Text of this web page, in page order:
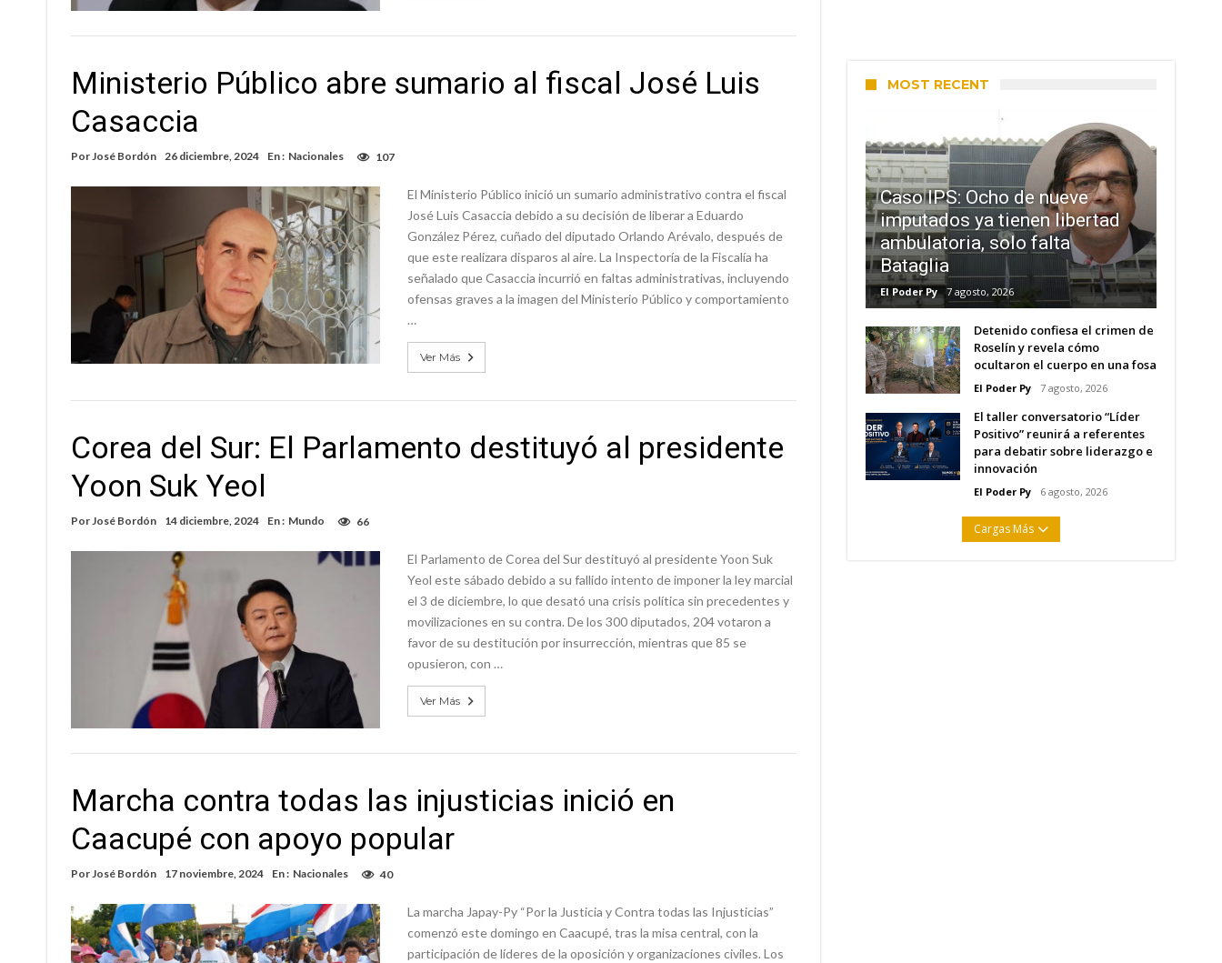
Ministerio Público abre sumario al fiscal José Luis
Casaccia
PorJosé Bordón 26 diciembre, 2024 En : Nacionales 107
El Ministerio Público inició un sumario administrativo contra el fiscal
José Luis Casaccia debido a su decisión de liberar a Eduardo
González Pérez, cuñado del diputado Orlando Arévalo, después de
que este realizara disparos al aire. La Inspectoría de la Fiscalía ha
señalado que Casaccia incurrió en faltas administrativas, incluyendo
ofensas graves a la imagen del Ministerio Público y comportamiento
…
Ver Más
Corea del Sur: El Parlamento destituyó al presidente
Yoon Suk Yeol
PorJosé Bordón 14 diciembre, 2024 En : Mundo 66
El Parlamento de Corea del Sur destituyó al presidente Yoon Suk
Yeol este sábado debido a su fallido intento de imponer la ley marcial
el 3 de diciembre, lo que desató una crisis política sin precedentes y
movilizaciones en su contra. De los 300 diputados, 204 votaron a
favor de su destitución por insurrección, mientras que 85 se
opusieron, con …
Ver Más
Marcha contra todas las injusticias inició en
Caacupé con apoyo popular
PorJosé Bordón 17 noviembre, 2024 En : Nacionales 40
La marcha Japay-Py “Por la Justicia y Contra todas las Injusticias”
comenzó este domingo en Caacupé, tras la misa central, con la
participación de líderes de la oposición y organizaciones civiles. Los
MOST RECENT
Caso IPS: Ocho de nueve
imputados ya tienen libertad
ambulatoria, solo falta
Bataglia
El Poder Py 7 agosto, 2026
Detenido confiesa el crimen de
Roselín y revela cómo
ocultaron el cuerpo en una fosa
El Poder Py 7 agosto, 2026
El taller conversatorio “Líder
Positivo” reunirá a referentes
para debatir sobre liderazgo e
innovación
El Poder Py 6 agosto, 2026
Cargas Más